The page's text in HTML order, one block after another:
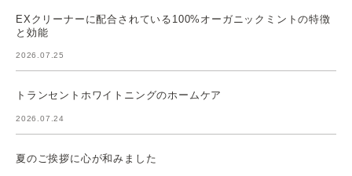
EXクリーナーに配合されている100%オーガニックミントの特徴
と効能
2026.07.25
トランセントホワイトニングのホームケア
2026.07.24
夏のご挨拶に心が和みました